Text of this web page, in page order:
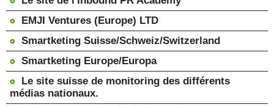
EMJI Ventures (Europe) LTD
Smartketing Suisse/Schweiz/Switzerland
Smartketing Europe/Europa
Le site suisse de monitoring des différents
médias nationaux.